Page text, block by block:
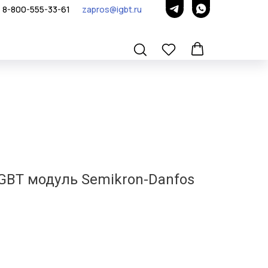
8-800-555-33-61 zapros@igbt.ru
модуль Semikron-Danfos